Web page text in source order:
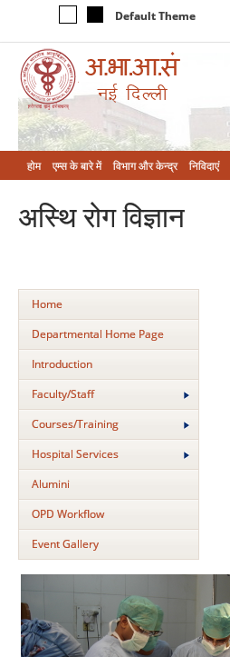
Default Theme
होम एम्‍स के बारे में विभाग और केन्‍द्र निविदाएं
अस्थि रोग विज्ञान
Home
Departmental Home Page
Introduction
Faculty/Staff
Courses/Training
Hospital Services
Alumini
OPD Workflow
Event Gallery